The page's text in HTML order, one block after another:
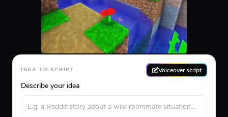
IDEA TO SCRIPT Voiceover script
Describe your idea